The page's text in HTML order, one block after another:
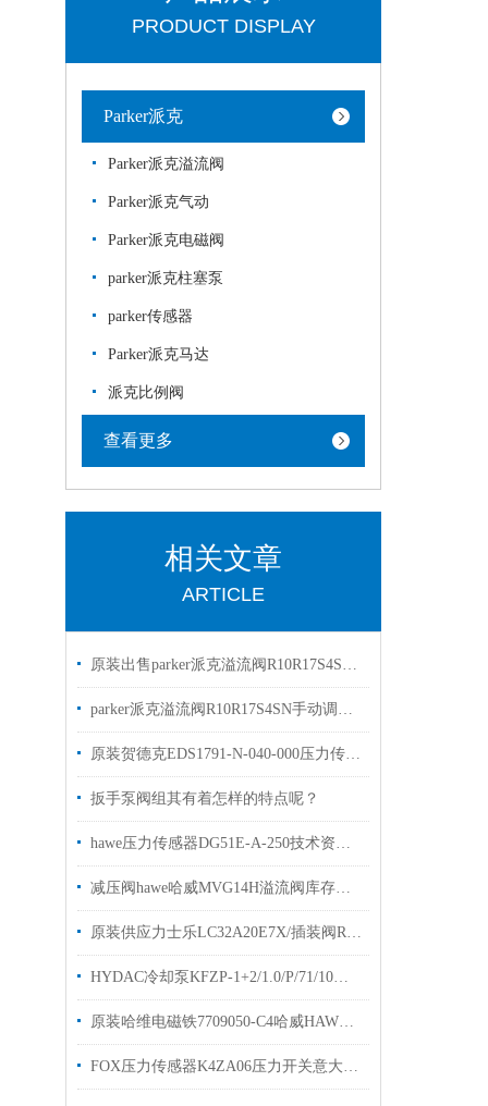
PRODUCT DISPLAY
Parker派克
Parker派克溢流阀
Parker派克气动
Parker派克电磁阀
parker派克柱塞泵
parker传感器
Parker派克马达
派克比例阀
查看更多
相关文章
ARTICLE
原装出售parker派克溢流阀R10R17S4SN50先导阀
parker派克溢流阀R10R17S4SN手动调压阀有库存
原装贺德克EDS1791-N-040-000压力传感器 现货库存
扳手泵阀组其有着怎样的特点呢？
hawe压力传感器DG51E-A-250技术资料原装出售
减压阀hawe哈威MVG14H溢流阀库存出售
原装供应力士乐LC32A20E7X/插装阀R900906337
HYDAC冷却泵KFZP-1+2/1.0/P/71/10电机泵优势出售
原装哈维电磁铁7709050-C4哈威HAWE线圈现货
FOX压力传感器K4ZA06压力开关意大利选购